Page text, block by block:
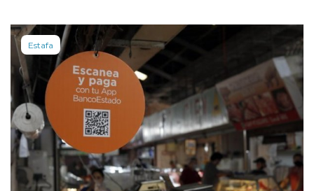
Estafa